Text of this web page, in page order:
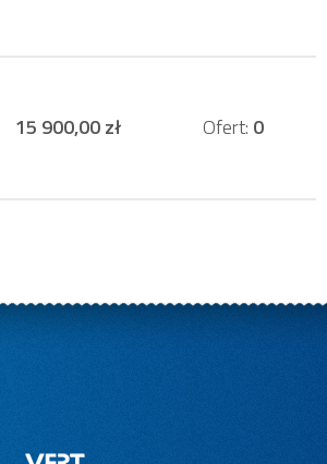
15 900,00 zł Ofert: 0